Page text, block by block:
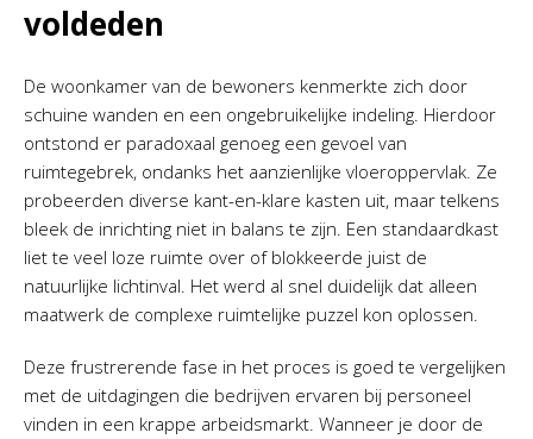
voldeden
De woonkamer van de bewoners kenmerkte zich door
schuine wanden en een ongebruikelijke indeling. Hierdoor
ontstond er paradoxaal genoeg een gevoel van
ruimtegebrek, ondanks het aanzienlijke vloeroppervlak. Ze
probeerden diverse kant-en-klare kasten uit, maar telkens
bleek de inrichting niet in balans te zijn. Een standaardkast
liet te veel loze ruimte over of blokkeerde juist de
natuurlijke lichtinval. Het werd al snel duidelijk dat alleen
maatwerk de complexe ruimtelijke puzzel kon oplossen.
Deze frustrerende fase in het proces is goed te vergelijken
met de uitdagingen die bedrijven ervaren bij personeel
vinden in een krappe arbeidsmarkt. Wanneer je door de